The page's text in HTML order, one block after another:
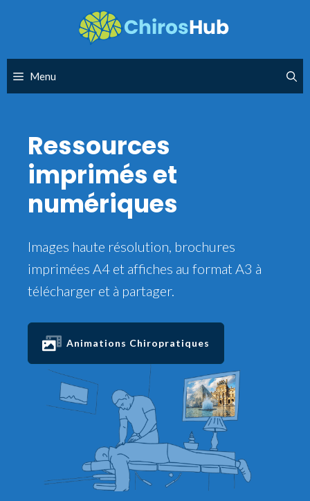
Menu
Ressources
imprimés et
numériques
Images haute résolution, brochures
imprimées A4 et affiches au format A3 à
télécharger et à partager.
Animations Chiropratiques